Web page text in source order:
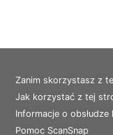
Zanim skorzystasz z
Jak korzystać z tej
Informacje o
Pomoc ScanSnap